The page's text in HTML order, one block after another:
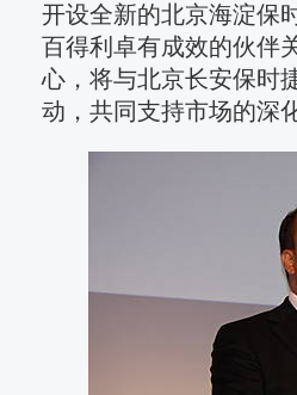
开设全新的北京海淀保
百得利卓有成效的伙伴
心，将与北京长安保时
动，共同支持市场的深